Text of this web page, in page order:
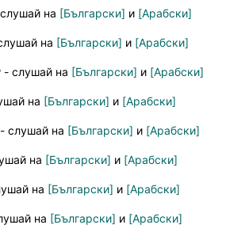
на [Български] и [Арабски]
на [Български] и [Арабски]
- слушай на [Български] и [Арабски]
на [Български] и [Арабски]
- слушай на [Български] и [Арабски]
на [Български] и [Арабски]
на [Български] и [Арабски]
на [Български] и [Арабски]